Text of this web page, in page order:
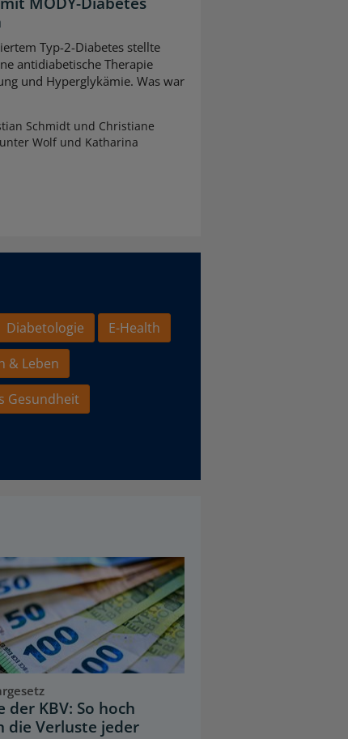
Typ-2-Diabetes stellte
antidiabetische Therapie
und Hyperglykämie. Was war
Schmidt und Christiane
Wolf und Katharina
Diabetologie
E-Health
& Leben
Gesundheit
der KBV: So hoch
die Verluste jeder